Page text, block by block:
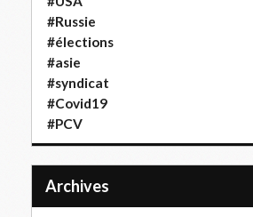
#Russie
#élections
#asie
#syndicat
#Covid19
#PCV
Archives